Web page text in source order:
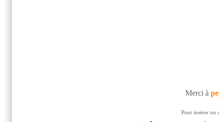
Merci à
Pour insérer un